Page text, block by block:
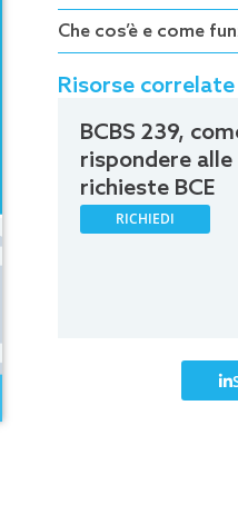
Che cos’è e come
Risorse correlate
BCBS 239,
rispondere alle
richieste BCE
RICHIEDI